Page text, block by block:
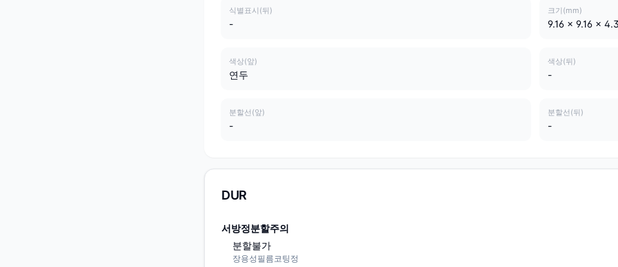
식별표시(뒤)
-
크기(mm)
9.16 x 9.16 x
색상(앞)
연두
색상(뒤)
-
분할선(앞)
-
분할선(뒤)
-
DUR
서방정분할주의
분할불가
장용성필름코팅정